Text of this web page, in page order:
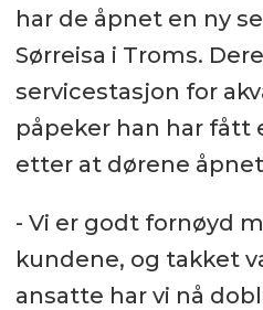
har de åpnet en ny
Sørreisa i Troms.
servicestasjon for
påpeker han har fått
etter at dørene
- Vi er godt fornøyd
kundene, og takket
ansatte har vi nå